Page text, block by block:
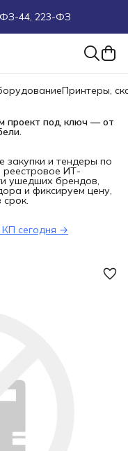
ФЗ-44, 223-ФЗ
Принтеры,
проект под ключ — от
и тендеры по
ИТ-
ушедших брендов,
и фиксируем цену,
срок.
КП сегодня →